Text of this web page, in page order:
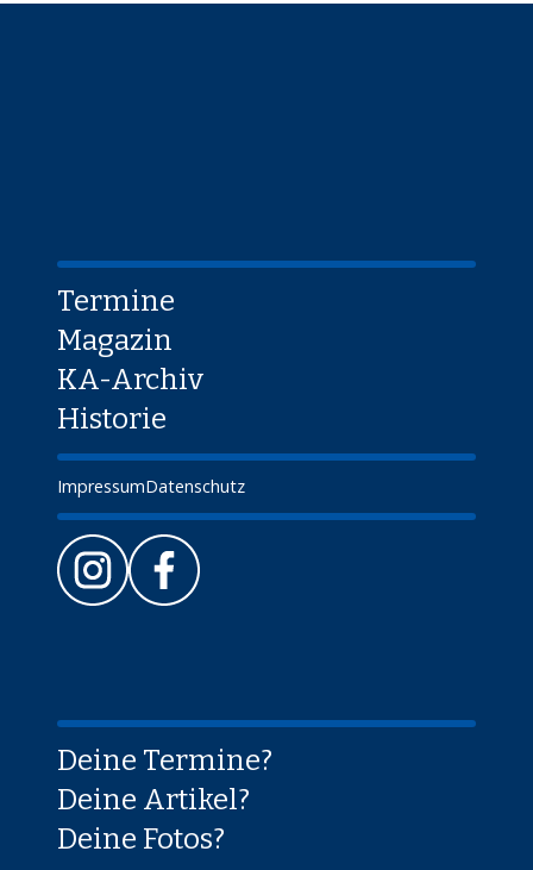
Termine
Magazin
KA-Archiv
Historie
ImpressumDatenschutz
Deine Termine?
Deine Artikel?
Deine Fotos?